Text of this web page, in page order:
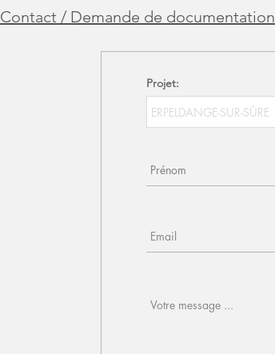
Contact / Demande de documentation
Projet: